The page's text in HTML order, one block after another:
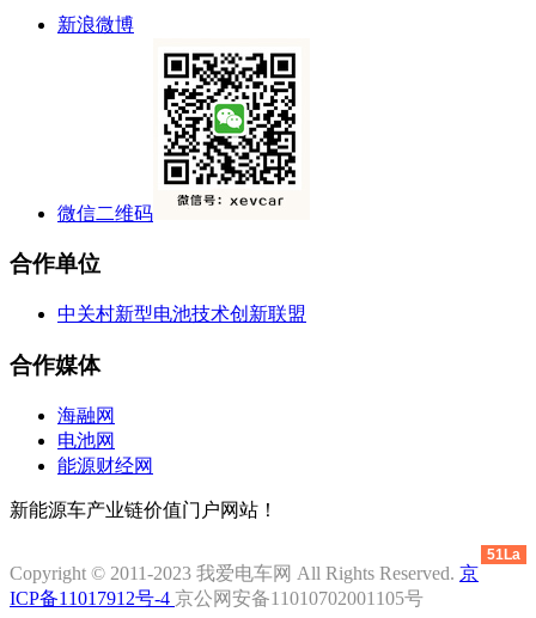
新浪微博
微信二维码
合作单位
中关村新型电池技术创新联盟
合作媒体
海融网
电池网
能源财经网
新能源车产业链价值门户网站！
Copyright © 2011-2023 我爱电车网 All Rights Reserved. 京
ICP备11017912号-4 京公网安备11010702001105号
51La